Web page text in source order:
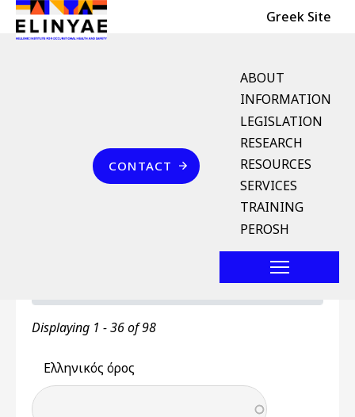
Skip to main content
Header Top Greek Site
English Menu
ABOUT
INFORMATION
LEGISLATION
RESEARCH
RESOURCES
SERVICES
TRAINING
PEROSH
Επικοινωνία
CONTACT
Breadcrumb
Ελληνοαγγλικό Λεξικό Όρων
Ελληνοαγγλικό Λεξικό
Ελληνοαγγλικό Λεξικό Όρων Toggle
Displaying 1 - 36 of 98
Ελληνικός όρος